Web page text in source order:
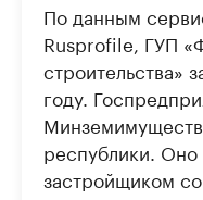
По данным
Rusprofile, ГУП
строительства»
году.
республики. Оно
застройщиком